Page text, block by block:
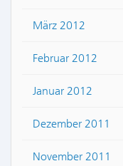
März 2012
Februar 2012
Januar 2012
Dezember 2011
November 2011